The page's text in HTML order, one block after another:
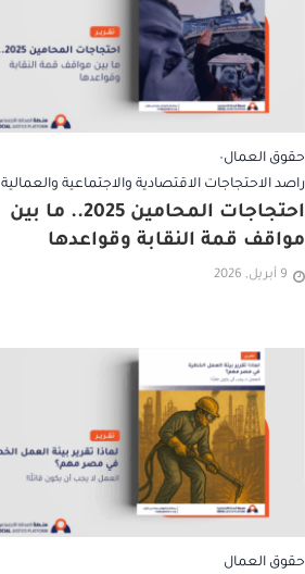
حقوق العمال•
راصد الاحتجاجات الاقتصادية والاجتماعية والعمالية
احتجاجات المحامين 2025.. ما بين
مواقف قمة النقابة وقواعدها
9 أبريل, 2026
حقوق العمال